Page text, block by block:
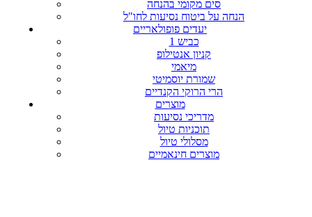
סים מקומי בהנחה
הנחה על ביטוח נסיעות לחו"ל
יעדים פופולאריים
כביש 1
קניון אנטילופ
מיאמי
שמורת יוסמיטי
הרי הרוקי הקנדיים
מוצרים
מדריכי נסיעות
תוכניות טיול
מסלולי טיול
מוצרים חינאמיים